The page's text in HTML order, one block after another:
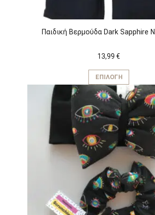
Παιδική Βερμούδα Dark Sapphire
13,99 €
ΕΠΙΛΟΓΉ
Αυτό
προϊόν
έχει
Οι
να
στη
σελίδα
του